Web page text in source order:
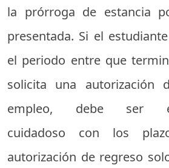
la prórroga de estancia
presentada. Si el
el periodo entre que
solicita una autorización
empleo, debe ser
cuidadoso con los
autorización de regreso